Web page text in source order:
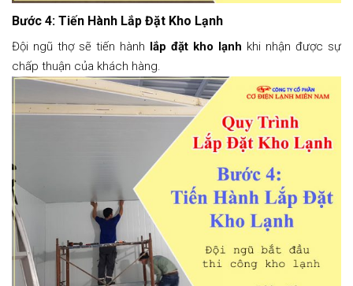
Bước 4: Tiến Hành Lắp Đặt Kho Lạnh
Đội ngũ thợ sẽ tiến hành lắp đặt kho lạnh khi nhận được sự
chấp thuận của khách hàng.